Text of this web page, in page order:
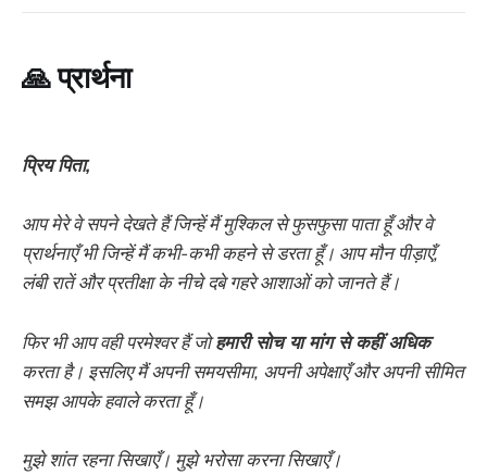
🙏प्रार्थना
प्रिय पिता,
आप मेरे वे सपने देखते हैं जिन्हें मैं मुश्किल से फुसफुसा पाता हूँ और वे
प्रार्थनाएँ भी जिन्हें मैं कभी-कभी कहने से डरता हूँ। आप मौन पीड़ाएँ,
लंबी रातें और प्रतीक्षा के नीचे दबे गहरे आशाओं को जानते हैं।
फिर भी आप वही परमेश्वर हैं जोहमारी सोच या मांग से कहीं अधिक
करता है। इसलिए मैं अपनी समयसीमा, अपनी अपेक्षाएँ और अपनी सीमित
समझ आपके हवाले करता हूँ।
मुझे शांत रहना सिखाएँ। मुझे भरोसा करना सिखाएँ।